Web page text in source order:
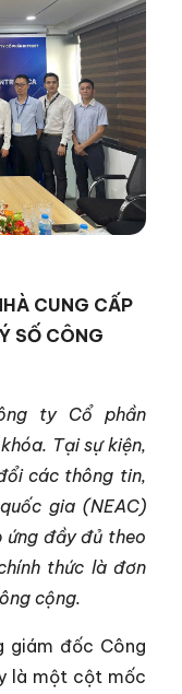
CUNG CẤP
SỐ CÔNG
ty Cổ phần
Tại sự kiện,
các thông tin,
gia (NEAC)
ứng đầy đủ theo
thức là đơn
cộng.
giám đốc Công
là một cột mốc